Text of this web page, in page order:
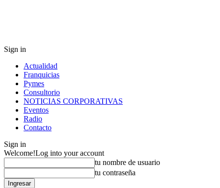
Sign in
Actualidad
Franquicias
Pymes
Consultorio
NOTICIAS CORPORATIVAS
Eventos
Radio
Contacto
Sign in
Welcome!Log into your account
tu nombre de usuario
tu contraseña